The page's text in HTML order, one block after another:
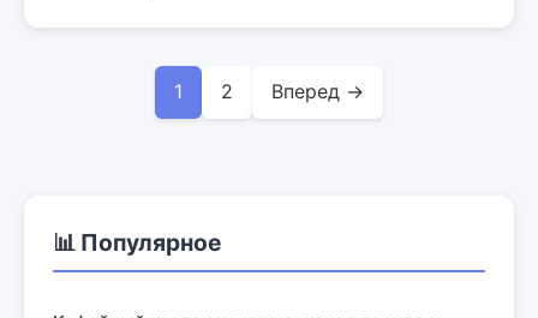
1 2 Вперед →
📊 Популярное